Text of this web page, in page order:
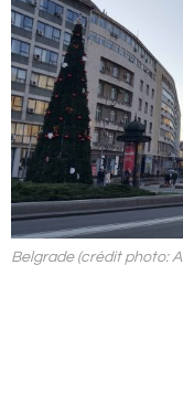
Belgrade (crédit photo: